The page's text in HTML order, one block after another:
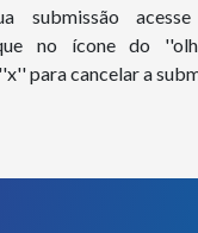
submissão
no ícone do
para cancelar a